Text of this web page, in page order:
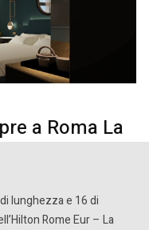
a Roma La
lunghezza e 16 di
Rome Eur – La